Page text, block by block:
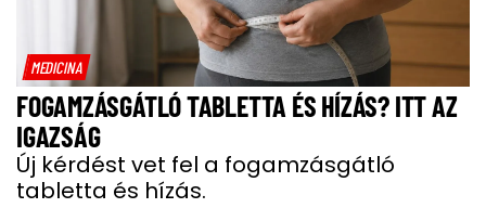
MEDICINA
FOGAMZÁSGÁTLÓ TABLETTA ÉS HÍZÁS? ITT AZ
IGAZSÁG
Új kérdést vet fel a fogamzásgátló
tabletta és hízás.